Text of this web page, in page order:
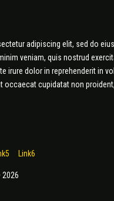
adipiscing elit, sed do
veniam, quis nostrud
irure dolor in reprehenderit in
occaecat cupidatat non
Link6